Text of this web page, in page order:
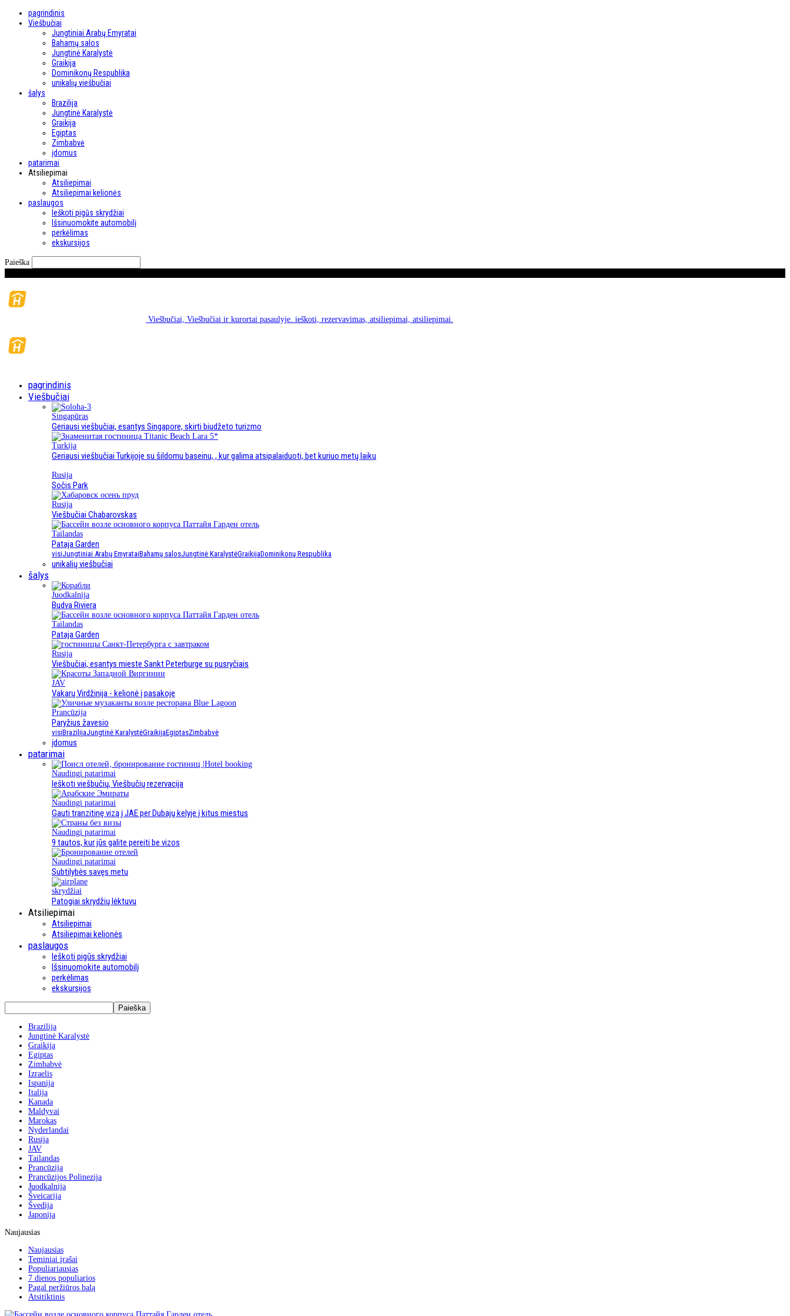
pagrindinis
Viešbučiai
Jungtiniai Arabų Emyratai
Bahamų salos
Jungtinė Karalystė
Graikija
Dominikonų Respublika
unikalių viešbučiai
šalys
Brazilija
Jungtinė Karalystė
Graikija
Egiptas
Zimbabvė
įdomus
patarimai
Atsiliepimai
Atsiliepimai
Atsiliepimai kelionės
paslaugos
Ieškoti pigūs skrydžiai
Išsinuomokite automobilį
perkėlimas
ekskursijos
Paieška
Viešbučiai, Viešbučiai ir kurortai pasaulyje. ieškoti, rezervavimas, atsiliepimai, atsiliepimai.
pagrindinis
Viešbučiai
Singapūras
Geriausi viešbučiai, esantys Singapore, skirti biudžeto turizmo
Turkija
Geriausi viešbučiai Turkijoje su šildomu baseinu, , kur galima atsipalaiduoti, bet kuriuo metų laiku
Rusija
Sočis Park
Rusija
Viešbučiai Chabarovskas
Tailandas
Pataja Garden
visiJungtiniai Arabų EmyrataiBahamų salosJungtinė KaralystėGraikijaDominikonų Respublika
unikalių viešbučiai
šalys
Juodkalnija
Budva Riviera
Tailandas
Pataja Garden
Rusija
Viešbučiai, esantys mieste Sankt Peterburge su pusryčiais
JAV
Vakarų Virdžinija - kelionė į pasakoje
Prancūzija
Paryžius žavesio
visiBrazilijaJungtinė KaralystėGraikijaEgiptasZimbabvė
įdomus
patarimai
Naudingi patarimai
Ieškoti viešbučių, Viešbučių rezervacija
Naudingi patarimai
Gauti tranzitinę vizą į JAE per Dubajų kelyje į kitus miestus
Naudingi patarimai
9 tautos, kur jūs galite pereiti be vizos
Naudingi patarimai
Subtilybės savęs metu
skrydžiai
Patogiai skrydžių lėktuvu
Atsiliepimai
Atsiliepimai
Atsiliepimai kelionės
paslaugos
Ieškoti pigūs skrydžiai
Išsinuomokite automobilį
perkėlimas
ekskursijos
Brazilija
Jungtinė Karalystė
Graikija
Egiptas
Zimbabvė
Izraelis
Ispanija
Italija
Kanada
Maldyvai
Marokas
Nyderlandai
Rusija
JAV
Tailandas
Prancūzija
Prancūzijos Polinezija
Juodkalnija
Šveicarija
Švedija
Japonija
Naujausias
Naujausias
Teminiai įrašai
Populiariausias
7 dienos populiarios
Pagal peržiūros balą
Atsitiktinis